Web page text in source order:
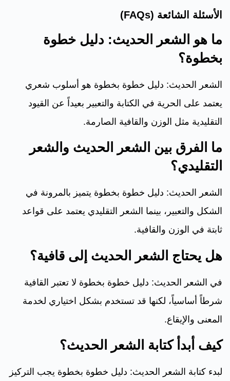
الأسئلة الشائعة (FAQs)
ما هو الشعر الحديث: دليل خطوة
بخطوة؟
الشعر الحديث: دليل خطوة بخطوة هو أسلوب شعري
يعتمد على الحرية في الكتابة والتعبير بعيداً عن القيود
التقليدية مثل الوزن والقافية الصارمة.
ما الفرق بين الشعر الحديث والشعر
التقليدي؟
الشعر الحديث: دليل خطوة بخطوة يتميز بالمرونة في
الشكل والتعبير، بينما الشعر التقليدي يعتمد على قواعد
ثابتة في الوزن والقافية.
هل يحتاج الشعر الحديث إلى قافية؟
في الشعر الحديث: دليل خطوة بخطوة لا تعتبر القافية
شرطاً أساسياً، لكنها قد تستخدم بشكل اختياري لخدمة
المعنى والإيقاع.
كيف أبدأ كتابة الشعر الحديث؟
لبدء كتابة الشعر الحديث: دليل خطوة بخطوة يجب التركيز